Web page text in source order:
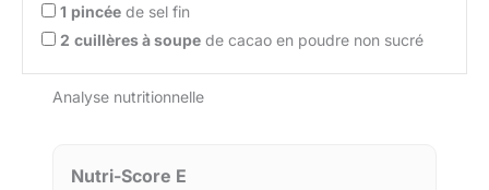
1 pincée de sel fin
2 cuillères à soupe de cacao en poudre non sucré
Analyse nutritionnelle
Nutri-Score E